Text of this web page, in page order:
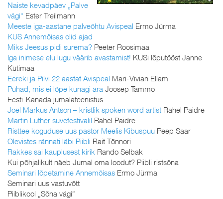
Naiste kevadpäev „Palve
vägi“ Ester Treilmann
Meeste iga-aastane palveõhtu Avispeal Ermo Jürma
KUS Annemõisas olid ajad
Miks Jeesus pidi surema? Peeter Roosimaa
Iga inimese elu lugu väärib avastamist! KUSi lõputööst Janne
Kütimaa
Eereki ja Pilvi 22 aastat Avispeal Mari-Vivian Ellam
Pühad, mis ei lõpe kunagi ära Joosep Tammo
Eesti-Kanada jumalateenistus
Joel Markus Antson – kristlik spoken word artist Rahel Paidre
Martin Luther suvefestivalil Rahel Paidre
Risttee koguduse uus pastor Meelis Kibuspuu Peep Saar
Olevistes rännati läbi Piibli Rait Tõnnori
Rakkes sai kauplusest kirik Rando Selbak
Kui põhjalikult näeb Jumal oma loodut? Piibli ristsõna
Seminari lõpetamine Annemõisas Ermo Jürma
Seminari uus vastuvõtt
Piiblikool „Sõna vägi“